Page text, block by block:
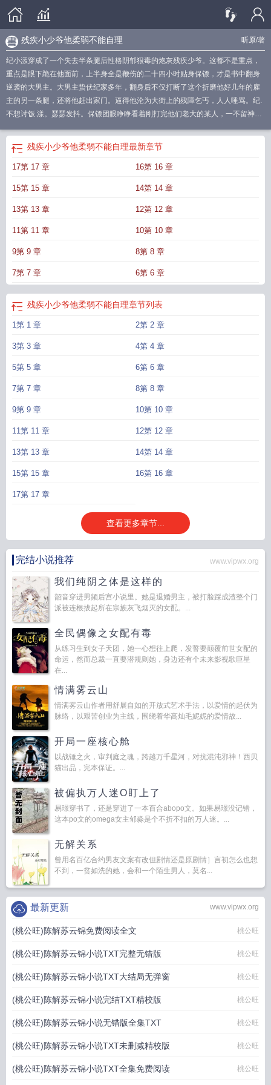
听原/著
残疾小少爷他柔弱不能自理
纪小漾穿成了一个失去半条腿后性格阴郁狠毒的炮灰残疾少爷。这都不是重点，
重点是眼下跪在他面前，上半身全是鞭伤的二十四小时贴身保镖，才是书中翻身
逆袭的大男主。大男主蛰伏纪家多年，翻身后不仅打断了这个折磨他好几年的雇
主的另一条腿，还将他赶出家门。逼得他沦为大街上的残障乞丐，人人唾骂。纪.
不想讨饭.漾。瑟瑟发抖。保镖团眼睁睁看着刚打完他们老大的某人，一不留神摔
把我抱起来？”其他人：“……”平常最忌讳别人说他腿，看一眼就发飙的人。那天
过后，拿着每天必穿的假肢，碎碎念，“好重，能不能不穿。”出个门，“轮椅呢？
不想走。”阴雨天也湿哒哒站保镖宿舍门口。委屈瘪嘴：“叙哥，我刀疤疼。”后来
叙聂总，慢条斯理在床边戴着手表，淡淡开口：“你手也断了？”纪漾立马点头：
“快了快了，哥哥，你看我这么惨，出去讨饭真的会死的。”刚穿戴整齐的高大男人
唇缓缓开口：“欠收拾。”巨爱演/病弱暴娇/小太阳vs超能打/疯批大佬/野心家
少爷他柔弱不能自理百度
残疾小少爷他柔弱不能自理百度资源
费残疾小少爷他柔弱不能自理免费阅读最新章节
了残疾小叔残疾小少爷他柔弱不能自理全文阅读残疾小少爷他柔弱不能自理笔
趣阁
残疾小少爷他柔弱不能自理by听原讲的残疾小少爷他柔弱不能自理by听原
百度残疾小少爷柔弱不能自理百度残疾小少爷他柔弱不能自理听原全文残疾自
闭的少爷撞上后
残疾小少爷他柔弱不能自理txt残疾小少爷他柔弱不能自理 听
残疾小少爷他柔弱不能自理by听原 百度
残疾小少爷他柔弱不能自理by听原全
残疾小少爷他柔弱不能自理最新章节
17第 17 章 16第 16 章
15第 15 章 14第 14 章
13第 13 章 12第 12 章
11第 11 章 10第 10 章
9第 9 章 8第 8 章
7第 7 章 6第 6 章
残疾小少爷他柔弱不能自理章节列表
1第 1 章 2第 2 章
3第 3 章 4第 4 章
5第 5 章 6第 6 章
7第 7 章 8第 8 章
9第 9 章 10第 10 章
11第 11 章 12第 12 章
13第 13 章 14第 14 章
15第 15 章 16第 16 章
17第 17 章
查看更多章节...
完结小说推荐 www.vipwx.org
我们纯阴之体是这样的
韶音穿进男频后宫小说里。她是退婚男主，被打脸踩成渣整个门
派被连根拔起所在宗族灰飞烟灭的女配。...
全民偶像之女配有毒
从练习生到女子天团，她一心想往上爬，发誓要颠覆前世女配的
命运，然而总裁一直要潜规则她，身边还有个未来影视歌巨星
在...
情满雾云山
情满雾云山作者用舒展自如的开放式艺术手法，以爱情的起伏为
脉络，以艰苦创业为主线，围绕着华高灿毛妮妮的爱情故...
开局一座核心舱
以战锤之火，审判庭之魂，跨越万千星河，对抗混沌邪神！西贝
猫出品，完本保证。...
被偏执万人迷O盯上了
易璟穿书了，还是穿进了一本百合abopo文。如果易璟没记错，
这本po文的omega女主郁淼是个不折不扣的万人迷。...
无解关系
曾用名百亿合约男友文案有改但剧情还是原剧情］言初怎么也想
不到，一贫如洗的她，会和一个陌生男人，莫名...
www.vipwx.org
最新更新
(桃公旺)陈解苏云锦免费阅读全文 桃公旺
(桃公旺)陈解苏云锦小说TXT完整无错版 桃公旺
(桃公旺)陈解苏云锦小说TXT大结局无弹窗 桃公旺
(桃公旺)陈解苏云锦小说完结TXT精校版 桃公旺
(桃公旺)陈解苏云锦小说无错版全集TXT 桃公旺
(桃公旺)陈解苏云锦小说TXT未删减精校版 桃公旺
(桃公旺)陈解苏云锦小说TXT全集免费阅读 桃公旺